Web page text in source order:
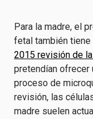
Para la madre, el
fetal también
2015 revisión de
pretendían ofrecer
proceso de
revisión, las
madre suelen